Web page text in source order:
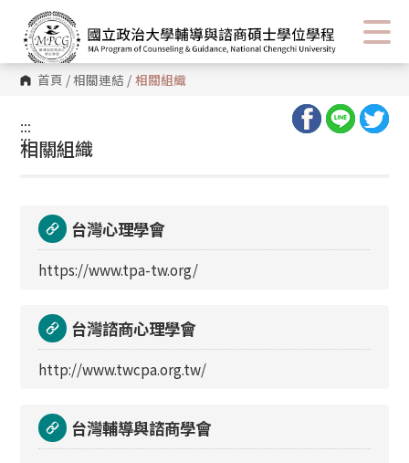
首頁 /相關連結 / 相關組織
:::
:::
相關組織
台灣心理學會
https://www.tpa-tw.org/
台灣諮商心理學會
http://www.twcpa.org.tw/
台灣輔導與諮商學會